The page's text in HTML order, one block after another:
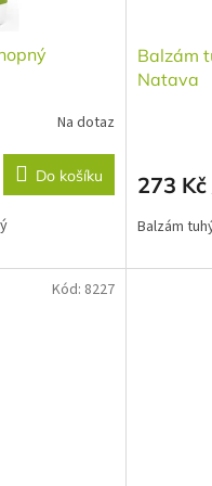
Na dotaz
Do košíku
Balzám
Natava
273 Kč
Balzám
Kód: 8227